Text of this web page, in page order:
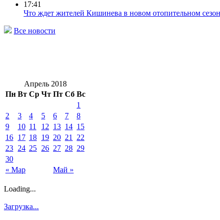
17:41
Что ждет жителей Кишинева в новом отопительном
Все новости
Апрель 2018
Пн Вт Ср Чт Пт Сб Вс
« Мар Май »
1
2
3 4 5 6 7
8
9
10 11 12 13 14 15
16 17 18 19 20 21
22
23 24 25 26 27 28 29
30
Loading...
Загрузка...